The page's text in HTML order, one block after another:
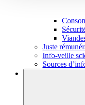
Juste
Info-veille
Sources